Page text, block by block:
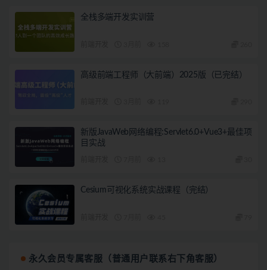
全栈多端开发实训营
高级前端工程师（大前端）2025版（已完结）
新版JavaWeb网络编程:Servlet6.0+Vue3+最佳项
目实战
Cesium可视化系统实战课程（完结）
永久会员专属客服（普通用户联系右下角客服）